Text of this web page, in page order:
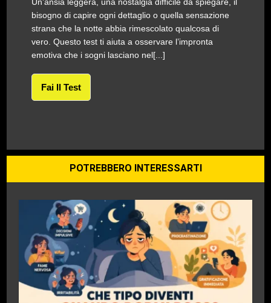
Un’ansia leggera, una nostalgia difficile da spiegare, il
bisogno di capire ogni dettaglio o quella sensazione
strana che la notte abbia rimescolato qualcosa di
vero. Questo test ti aiuta a osservare l’impronta
emotiva che i sogni lasciano nel[...]
Fai Il Test
POTREBBERO INTERESSARTI